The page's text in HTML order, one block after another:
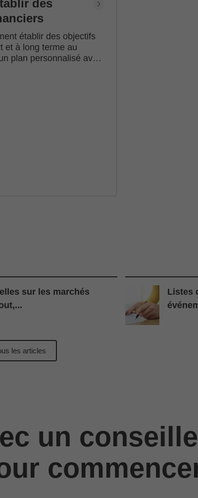
des
établir des objectifs
et à long terme au
plan personnalisé avec
sur les marchés
Listes
les articles
un